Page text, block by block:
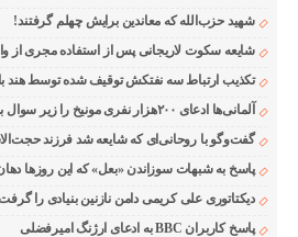
شهید حزب‌الله که معاندین برایش چهلم گرفتند!
شایعه سکوت لاریجانی پس از استفاده مجری از
تکذیب ارتباط سه نفتکش توقیف شده توسط هند با
آلمانی‌ها ادعای ۲۰۰هزار نفری مونیخ را زیر سوال بردند
گفت‌وگو با روحانی‌ای که شایعه شد فرزند
پاسخ به شبهات سوزاندن «بعل» که این روزها
دیکتاتوری علی کریمی دامن نازنین بنیادی را
پاسخ کاربران BBC به ادعای ارژنگ امیرفضلی